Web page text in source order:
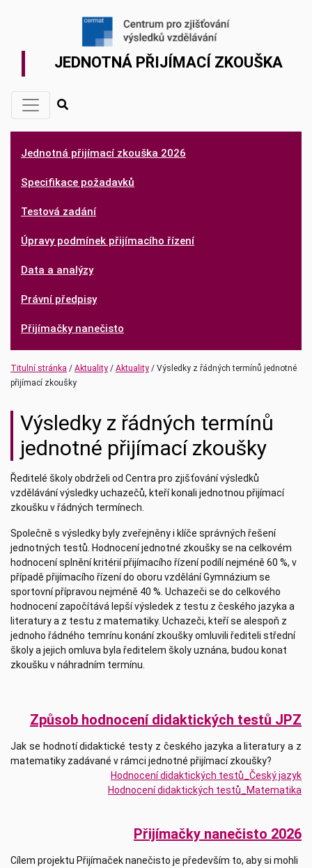
JEDNOTNÁ PŘIJÍMACÍ ZKOUŠKA
Jednotná přijímací zkouška 2026
Specifikace požadavků
Testová zadání
Úpravy podmínek přijímacího řízení
Data a analýzy
Právní předpisy
Přijímačky nanečisto
Titulní stránka Aktuality(current)
Aktuality(current)
Výsledky z řádných termínů jednotné
přijímací zkoušky
Výsledky z řádných termínů
jednotné přijímací zkoušky
Ředitelé školy obdrželi od Centra pro zjišťování výsledků
vzdělávání výsledky uchazečů, kteří konali jednotnou přijímací
zkoušku v řádných termínech.
Společně s výsledky byly zveřejněny i klíče správných řešení
jednotných testů. Hodnocení jednotné zkoušky se na celkovém
hodnocení splnění kritérií přijímacího řízení podílí nejméně 60 %, v
případě přijímacího řízení do oboru vzdělání Gymnázium se
sportovní přípravou nejméně 40 %. Uchazeči se do celkového
hodnocení započítává lepší výsledek z testu z českého jazyka a
literatury a z testu z matematiky. Uchazeči, kteří se alespoň z
jednoho řádného temrínu konání zkoušky omluvili řediteli střední
školy a jejich omluva byla ředitelem školy uznána, budou konat
zkoušku v náhradním termínu.
Způsob hodnocení didaktických testů JPZ
Jak se hodnotí didaktické testy z českého jazyka a literatury a z
matematiky zadávané v rámci jednotné přijímací zkoušky?
Hodnocení didaktických testů_Český jazyk
Hodnocení didaktických testů_Matematika
Přijímačky nanečisto 2026
Cílem projektu Přijímaček nanečisto je především to, aby si mohli